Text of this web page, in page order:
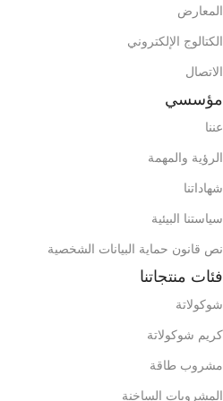
الوزن الإجمالي للكرتون
حاوية 40 قدم
محتويات الصندوق (الحقيبة)
المعارض
الكتالوج الإلكتروني
الاتصال
مؤسسي
عننا
الرؤية والمهمة
شهاداتنا
سياستنا البيئية
نص قانون حماية البيانات الشخصية
فئات منتجاتنا
شوكولاتة
كريم شوكولاتة
مشروب طاقة
المشروبات الساخنة